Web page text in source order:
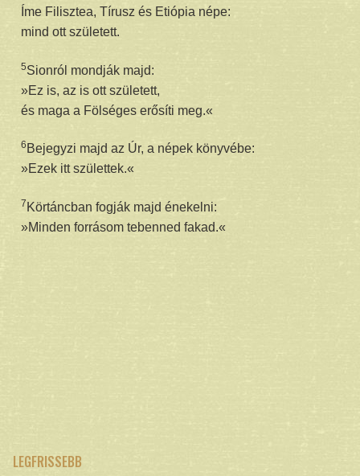
Íme Filisztea, Tírusz és Etiópia népe:
mind ott született.
5Sionról mondják majd:
»Ez is, az is ott született,
és maga a Fölséges erősíti meg.«
6 Bejegyzi majd az Úr, a népek könyvébe:
»Ezek itt születtek.«
7 Körtáncban fogják majd énekelni:
»Minden forrásom tebenned fakad.«
LEGFRISSEBB